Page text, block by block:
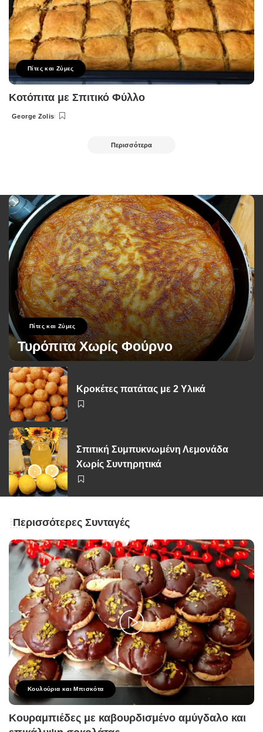
Πίτες και Ζύμες
Κοτόπιτα με Σπιτικό Φύλλο
Posted
George Zolis
Περισσότερα
Πίτες και Ζύμες
Τυρόπιτα Χωρίς Φούρνο
Posted
by
George Zolis 17 Σεπτεμβρίου 2024
Κροκέτες πατάτας με 2 Υλικά
Σπιτική Συμπυκνωμένη Λεμονάδα
Χωρίς Συντηρητικά
Περισσότερες Συνταγές
Κουλούρια και Μπισκότα
Κουραμπιέδες με καβουρδισμένο αμύγδαλο και